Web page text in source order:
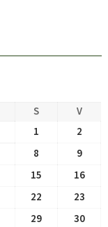
S
V
1
2
8
9
15
16
22
23
29
30